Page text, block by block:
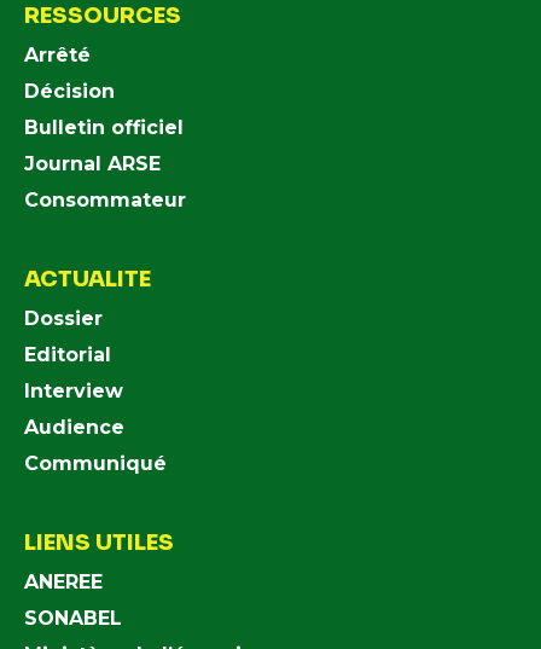
RESSOURCES
Arrêté
Décision
Bulletin officiel
Journal ARSE
Consommateur
ACTUALITE
Dossier
Editorial
Interview
Audience
Communiqué
LIENS UTILES
ANEREE
SONABEL